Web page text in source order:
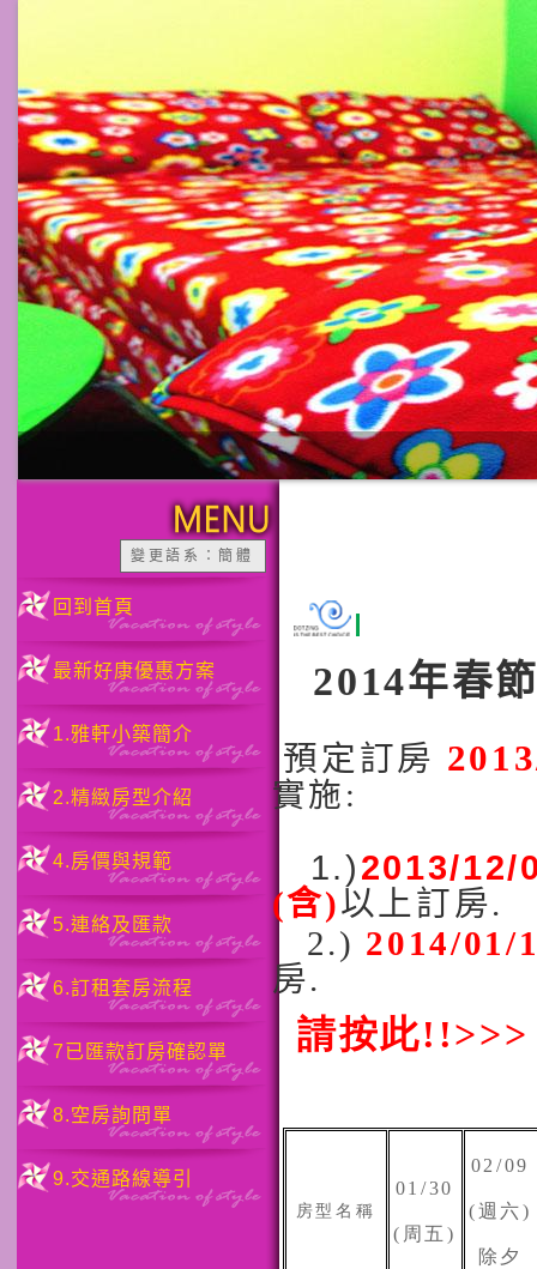
變更語系：簡體
回到首頁
最新好康優惠方案
1.雅軒小築簡介
2.精緻房型介紹
4.房價與規範
5.連絡及匯款
6.訂租套房流程
7已匯款訂房確認單
8.空房詢問單
9.交通路線導引
最新好康優惠
2014年春
預定訂房
實施:
1.)2013/12/
(含)以上訂房.
2.) 2014/01/
房.
請按此!!>>>
房型名稱
01/30
( 周五)
02/09
(週六)
除夕